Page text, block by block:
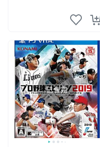
已售完